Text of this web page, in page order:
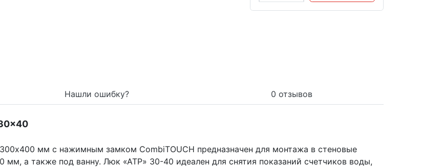
Нашли ошибку? 0 отзывов
мм с нажимным замком CombiTOUCH предназначен для монтажа в стеновые
мм, а также под ванну. Люк «АТР» 30-40 идеален для снятия показаний счетчиков воды,